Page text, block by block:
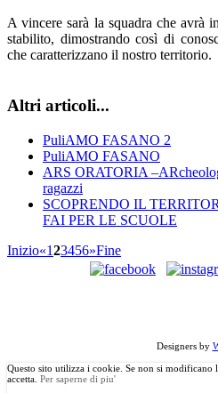
A vincere sarà la squadra che avrà
stabilito, dimostrando così di
che caratterizzano il nostro territorio.
Altri articoli...
PuliAMO FASANO 2
PuliAMO FASANO
ARS ORATORIA
ragazzi
SCOPRENDO IL
FAI PER LE SCUOLE
Inizio«123456»Fine
Designers by
Questo sito utilizza i cookie. Se non si modificano
accetta. Per saperne di piu'